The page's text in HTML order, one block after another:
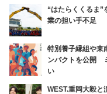
“はたらくくるま”
業の担い手不足
特別養子縁組や東
ンパクトを公開
い
WEST.重岡大毅と濵田崇裕